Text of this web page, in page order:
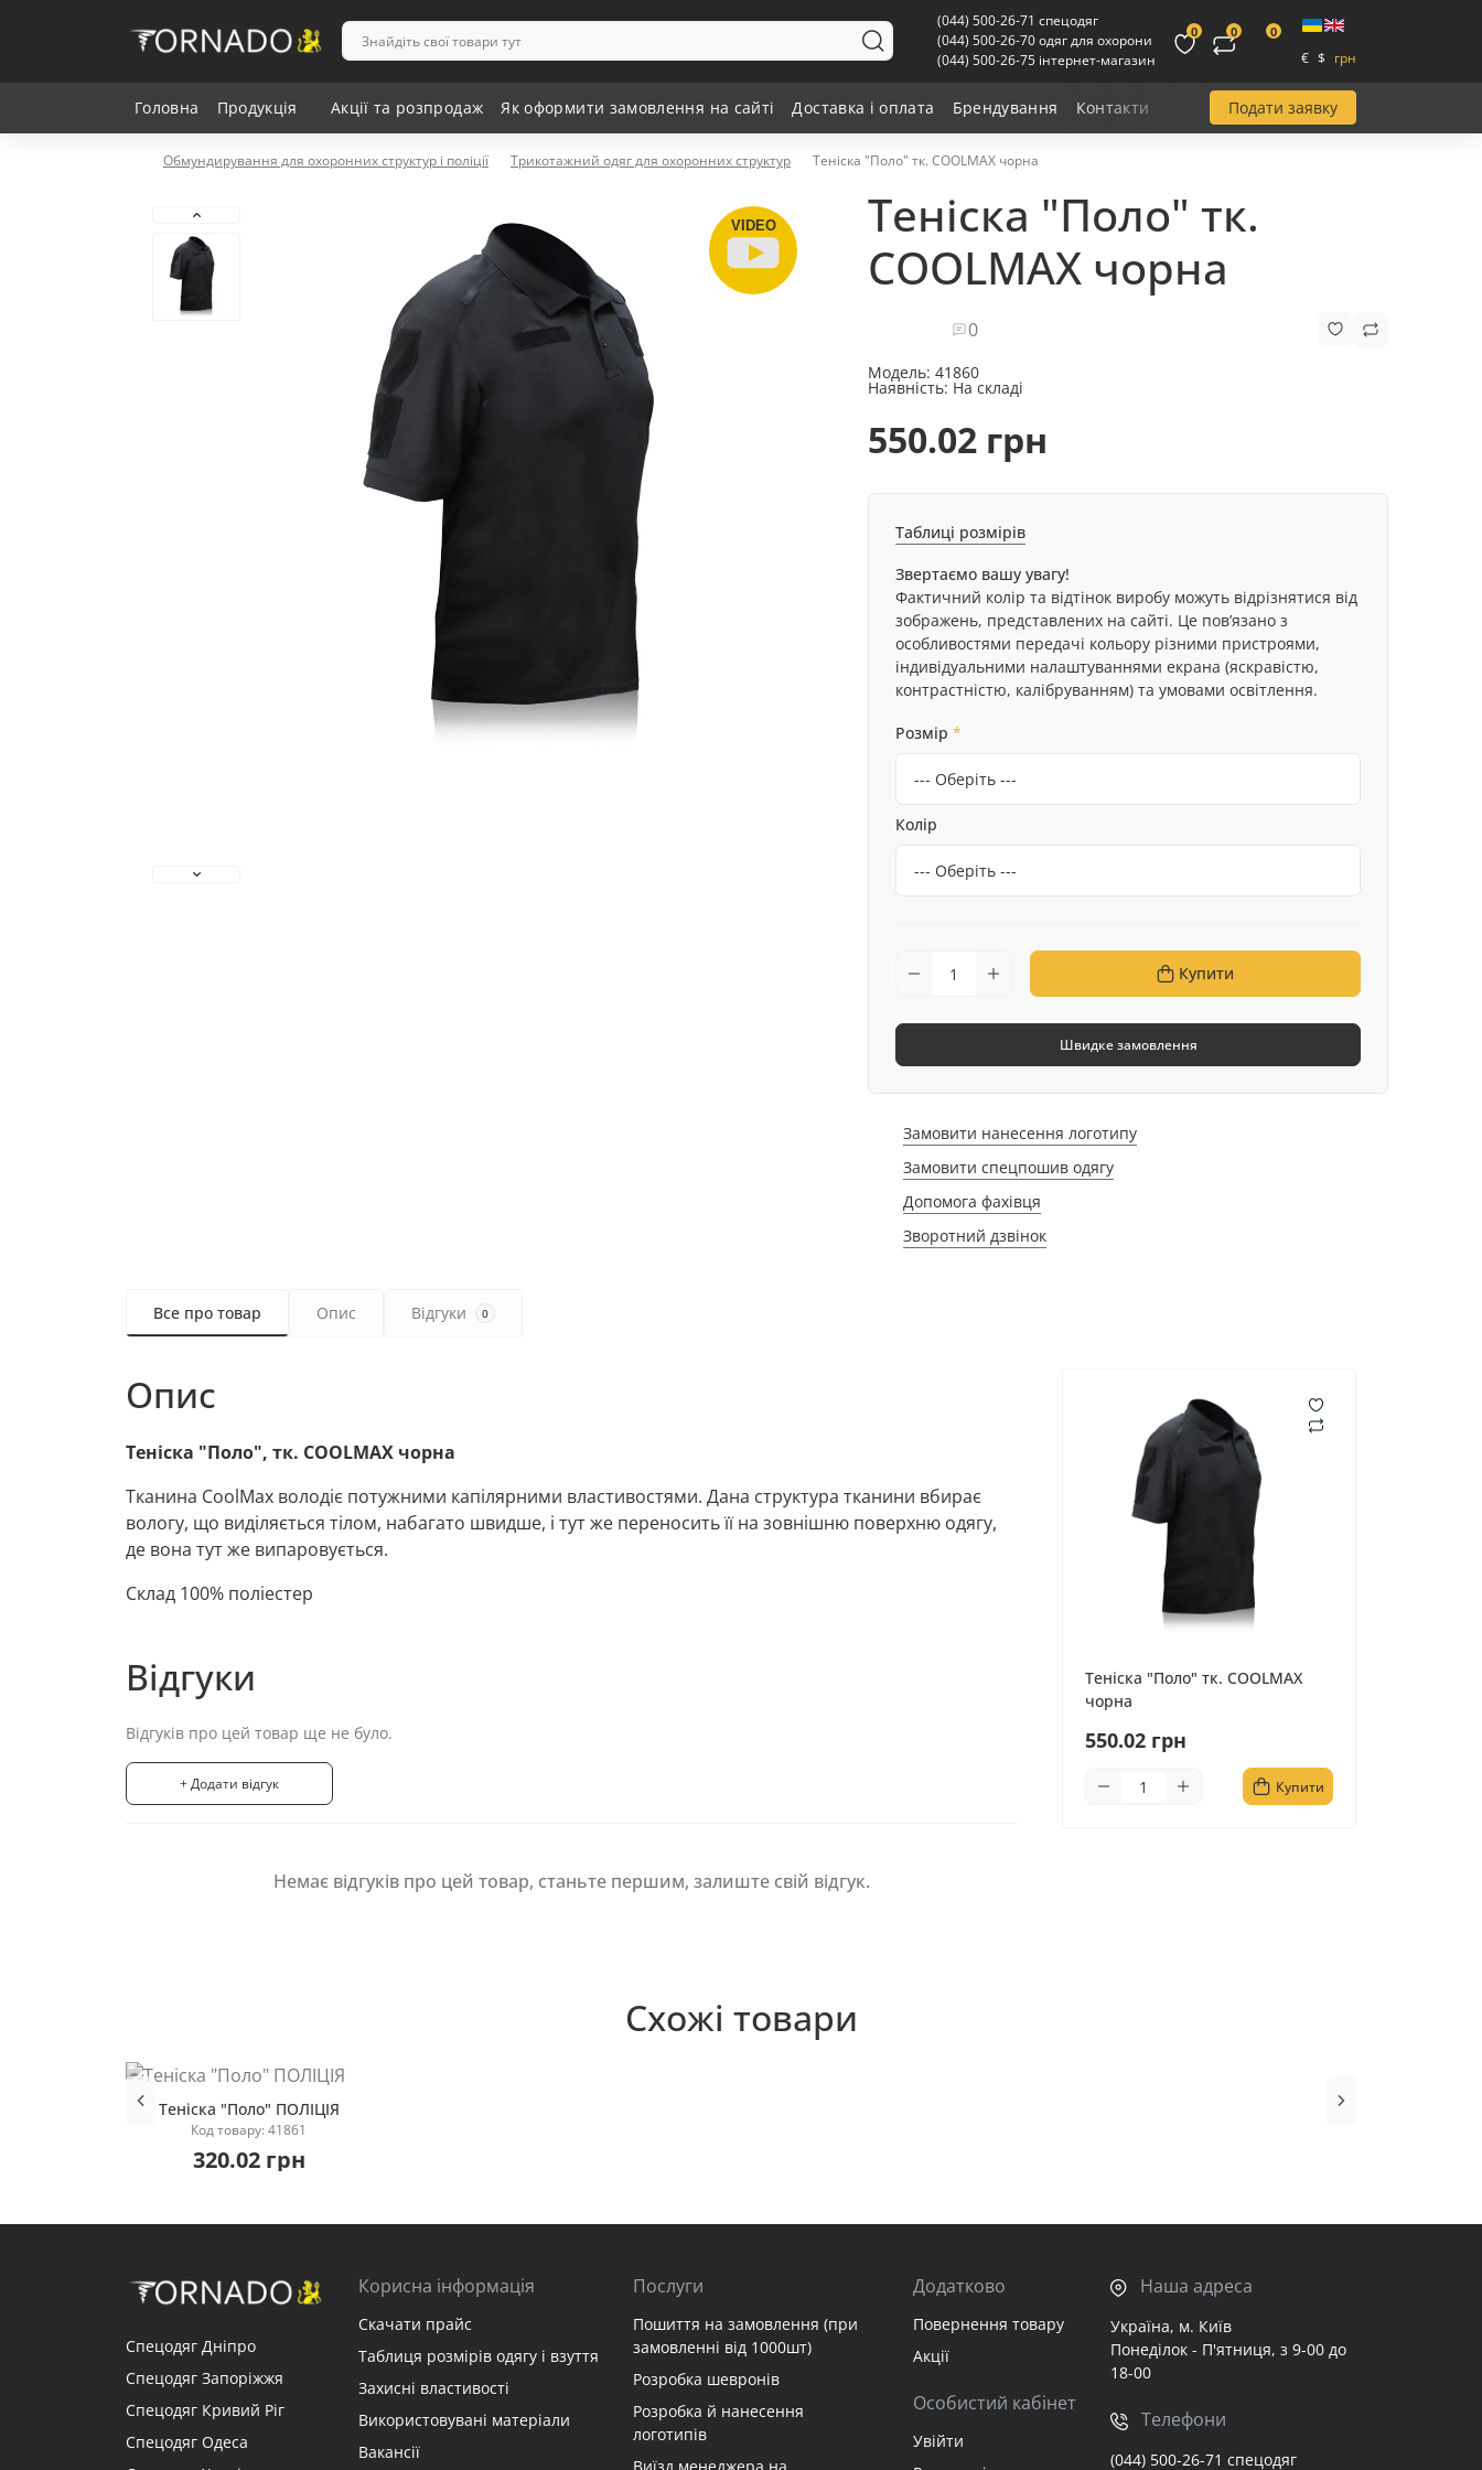
(044) 500-26-71 спецодяг
(044) 500-26-70 одяг для охорони
(044) 500-26-75 інтернет-магазин
0 0 0
€ $ грн
Головна Продукція Акції та розпродаж Як оформити замовлення на сайті Доставка і оплата Брендування Контакти Подати заявку
Обмундирування для охоронних структур і поліції Трикотажний одяг для охоронних структур Теніска "Поло" тк. COOLMAX чорна
VIDEO
Теніска "Поло" тк.
COOLMAX чорна
0
Модель: 41860
Наявність: На складі
550.02 грн
Таблиці розмірів
Звертаємо вашу увагу!
Фактичний колір та відтінок виробу можуть відрізнятися від
зображень, представлених на сайті. Це пов’язано з
особливостями передачі кольору різними пристроями,
індивідуальними налаштуваннями екрана (яскравістю,
контрастністю, калібруванням) та умовами освітлення.
Розмір *
Колір
Купити
Швидке замовлення
Замовити нанесення логотипу
Замовити спецпошив одягу
Допомога фахівця
Зворотний дзвінок
Все про товар Опис Відгуки 0
Теніска "Поло" тк. COOLMAX
чорна
550.02 грн
Купити
Опис
Теніска "Поло", тк. COOLMAX чорна
Тканина CoolMax володіє потужними капілярними властивостями. Дана структура тканини вбирає
вологу, що виділяється тілом, набагато швидше, і тут же переносить її на зовнішню поверхню одягу,
де вона тут же випаровується.
Склад 100% поліестер
Відгуки
Відгуків про цей товар ще не було.
+ Додати відгук
Немає відгуків про цей товар, станьте першим, залиште свій відгук.
Схожі товари
Купити
Теніска "Поло" ПОЛІЦІЯ
Код товару: 41861
320.02 грн
Спецодяг Дніпро
Спецодяг Запоріжжя
Спецодяг Кривий Ріг
Спецодяг Одеса
Корисна інформація
Скачати прайс
Таблиця розмірів одягу і взуття
Захисні властивості
Використовувані матеріали
Вакансії
Послуги
Пошиття на замовлення (при
замовленні від 1000шт)
Розробка шевронів
Розробка й нанесення
логотипів
Додатково
Повернення товару
Акції
Особистий кабінет
Увійти
Наша адреса
Україна, м. Київ
Понеділок - П'ятниця, з 9-00 до
18-00
Телефони
(044) 500-26-71 спецодяг